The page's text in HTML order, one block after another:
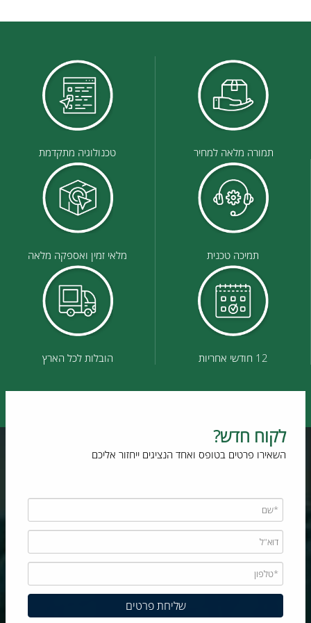
תמורה מלאה למחיר טכנולוגיה מתקדמת
תמיכה טכנית מלאי זמין ואספקה מלאה
12 חודשי אחריות הובלות לכל הארץ
לקוח חדש?
השאירו פרטים בטופס ואחד הנציגים ייחזור אליכם